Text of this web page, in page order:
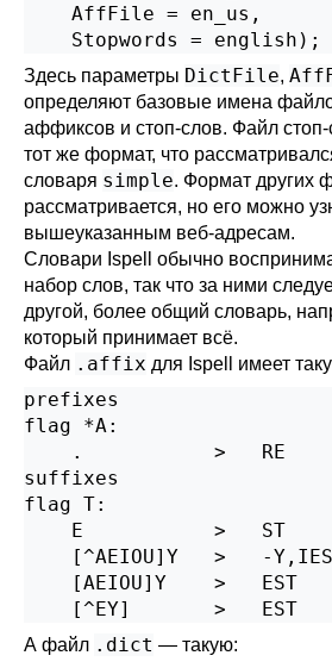
    AffFile = en_us,
    Stopwords = english);
Здесь параметры DictFile,
определяют базовые имена
аффиксов и стоп-слов. Файл
тот же формат, что
словаря simple. Формат других
рассматривается, но его можно
вышеуказанным веб-адресам.
Словари Ispell обычно
набор слов, так что за ними
другой, более общий словарь,
который принимает всё.
Файл .affix для Ispell имеет
prefixes
flag *A:
.           >   RE
suffixes
flag T:
E           >   ST
[^AEIOU]Y   >   -
[AEIOU]Y    >   EST
[^EY]       >   EST
А файл .dict — такую: